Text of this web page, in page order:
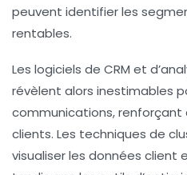
peuvent identifier les
rentables.
Les logiciels de CRM et
révèlent alors inestimables
communications, renforçant
clients. Les techniques de
visualiser les données client